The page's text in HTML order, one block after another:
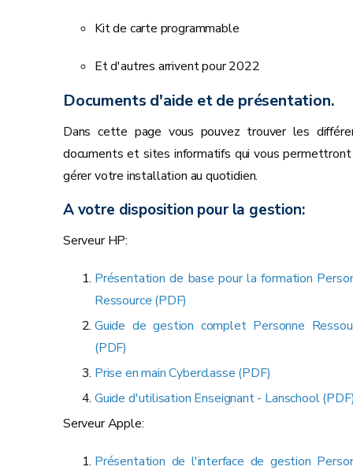
Kit de carte programmable
Et d'autres arrivent pour 2022
Documents d'aide et de présentation.
Dans cette page vous pouvez trouver les
documents et sites informatifs qui vous
gérer votre installation au quotidien.
A votre disposition pour la gestion:
Serveur HP:
Présentation de base pour la formation
Ressource (PDF)
Guide de gestion complet Personne
(PDF)
Prise en main Cyberclasse (PDF)
Guide d'utilisation Enseignant - Lanschool
Serveur Apple:
Présentation de l'interface de gestion